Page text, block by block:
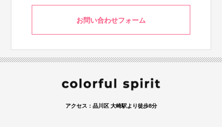
お問い合わせフォーム
アクセス：品川区 大崎駅より徒歩8分